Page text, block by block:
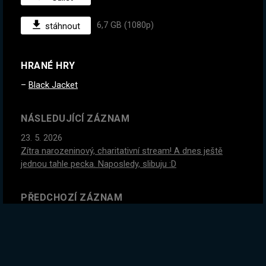
stáhnout 6,7 GB (1080p)
HRANÉ HRY
Black Jacket
NÁSLEDUJÍCÍ ZÁZNAM
23. 5. 2026
Zítra narozeninový, charitativní stream! A dnes ještě
jednou tahle pecka. Naposledy, slibuju :D
PŘEDCHOZÍ ZÁZNAM